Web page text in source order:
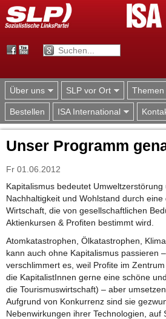
Jump to
Über uns SLP vor Ort Themen
Bestellen ISA International
Unser Programm
Fr 01.06.2012
Kapitalismus bedeutet Umweltzerstörung
Nachhaltigkeit und Wohlstand durch
Wirtschaft, die von gesellschaftlichen
Aktienkursen & Profiten bestimmt wird.
Atomkatastrophen, Ölkatastrophen,
kann auch ohne Kapitalismus passieren
verschlimmert es, weil Profite im
die KapitalistInnen gerne eine schöne
die Tourismuswirtschaft) – aber
Aufgrund von Konkurrenz sind sie
Nebenwirkungen ihrer Technologien, auf